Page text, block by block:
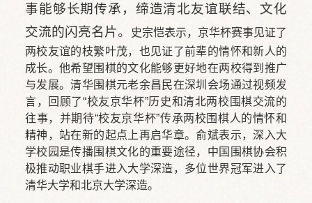
事能够长期传承，缔造清北友谊联结、文化
交流的闪亮名片。
史宗恺表示，京华杯赛事见证了
两校友谊的枝繁叶茂，也见证了前辈的情怀和新人的
成长。他希望围棋的文化能够更好地在两校得到推广
与发展。清华围棋元老余昌民在深圳会场通过视频发
言，回顾了“校友京华杯”历史和清北两校围棋交流的
往事，并期待“校友京华杯”传承两校围棋人的情怀和
精神，站在新的起点上再启华章。俞斌表示，深入大
学校园是传播围棋文化的重要途径，中国围棋协会积
极推动职业棋手进入大学深造，多位世界冠军进入了
清华大学和北京大学深造。